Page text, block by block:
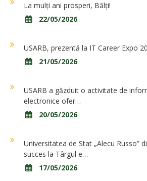
La mulți ani prosperi, Bălți!
22/05/2026
USARB, prezentă la IT Career Expo
21/05/2026
USARB a găzduit o activitate de
electronice ofer…
20/05/2026
Universitatea de Stat „Alecu Russo”
succes la Târgul e…
17/05/2026